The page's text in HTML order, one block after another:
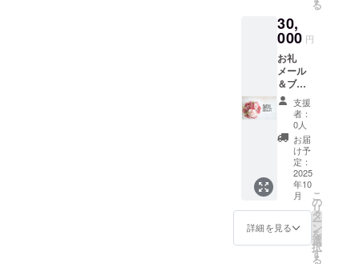
掲載方
法：掲
載方
法：文
字の
み、ロ
ゴ／バ
ナーの
掲載は
不可 ・
注意事
項：支
援時、
必ず備
考欄に
希望さ
れるお
※確保で
きない
場合
は、開
業日以
降随時
店舗に
掲載致
しま
す。
ディン
グで支
援をし
た旨と
御氏名
お声掛
けくだ
さい。※
支援時
に備考
欄に必
ず御氏
名をご
記入く
ださ
い。チ
ケット
移転又
は廃業
まで ・
掲載方
法：文
字の
み、ロ
ゴ／バ
ナーの
掲載は
不可 ・
掲載サ
イズ：
ブロン
ズ調
M（50.
0mm×1
る
30,
000 円
お礼
メール
＆ブロ
グで紹
介 リ
ターン
はメー
ルだけ
でいい
から支
援した
い、と
いう方
はこち
らから
お願い
支援
者：
0人
お届
け予
定：
2025
年10
月
詳細を見る
こ
の
リ
タ
ー
ン
を
選
択
す
る